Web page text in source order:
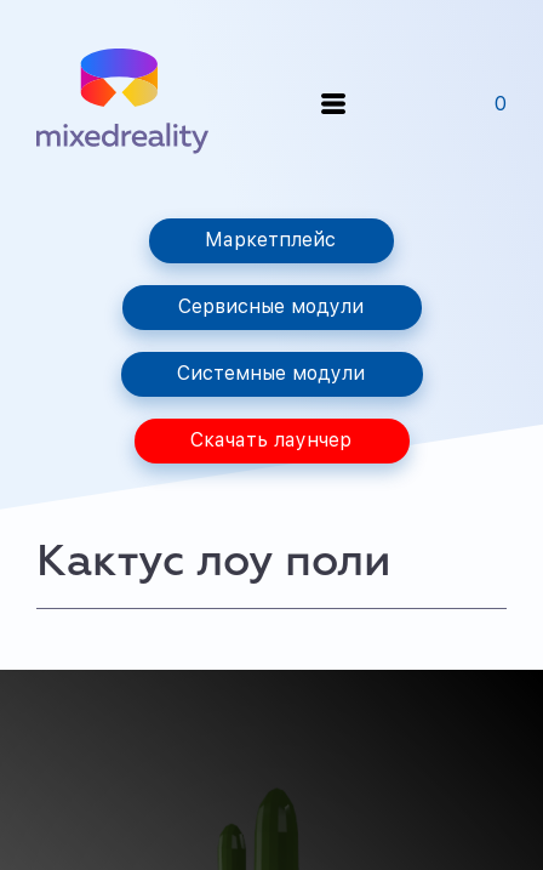
0
Маркетплейс
Сервисные модули
Системные модули
Скачать лаунчер
Кактус лоу поли